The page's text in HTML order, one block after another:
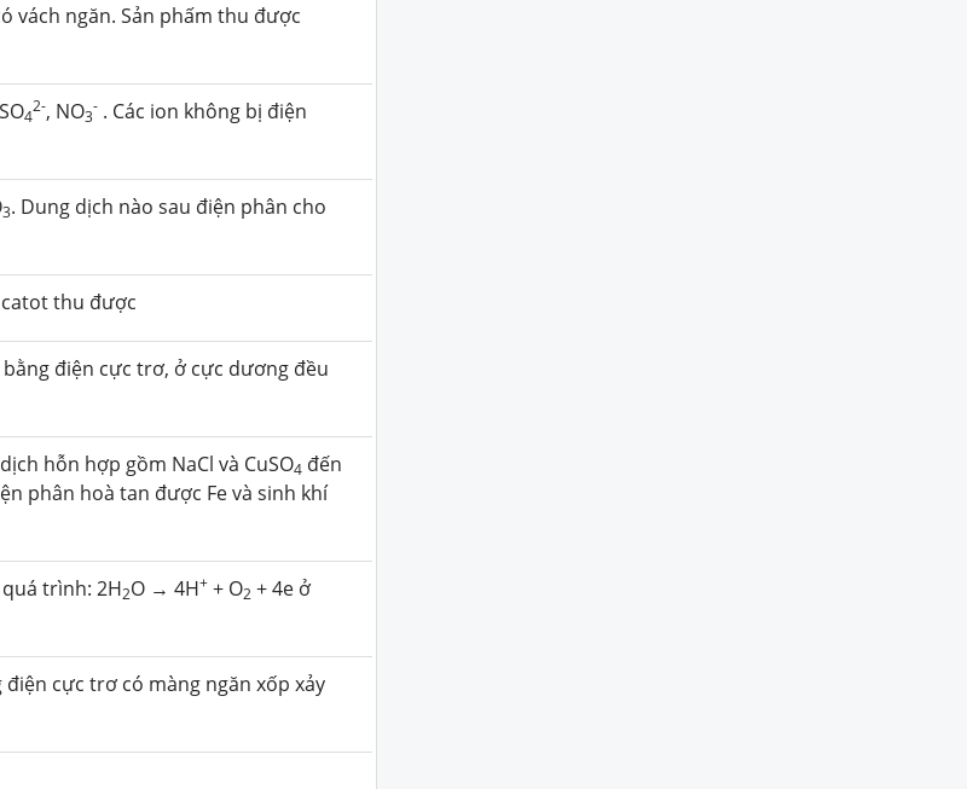
vách ngăn. Sản phấm thu được
4
2-, NO3
- . Các ion không bị điện
3. Dung dịch nào sau điện phân cho
thu được
bằng điện cực trơ, ở cực dương đều
hỗn hợp gồm NaCl và CuSO4 đến
phân hoà tan được Fe và sinh khí
trình: 2H2O → 4H+ + O2 + 4e ở
cực trơ có màng ngăn xốp xảy